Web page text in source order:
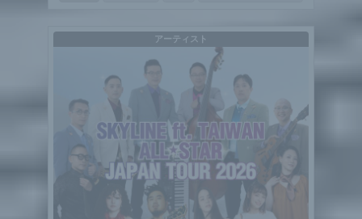
アーティスト